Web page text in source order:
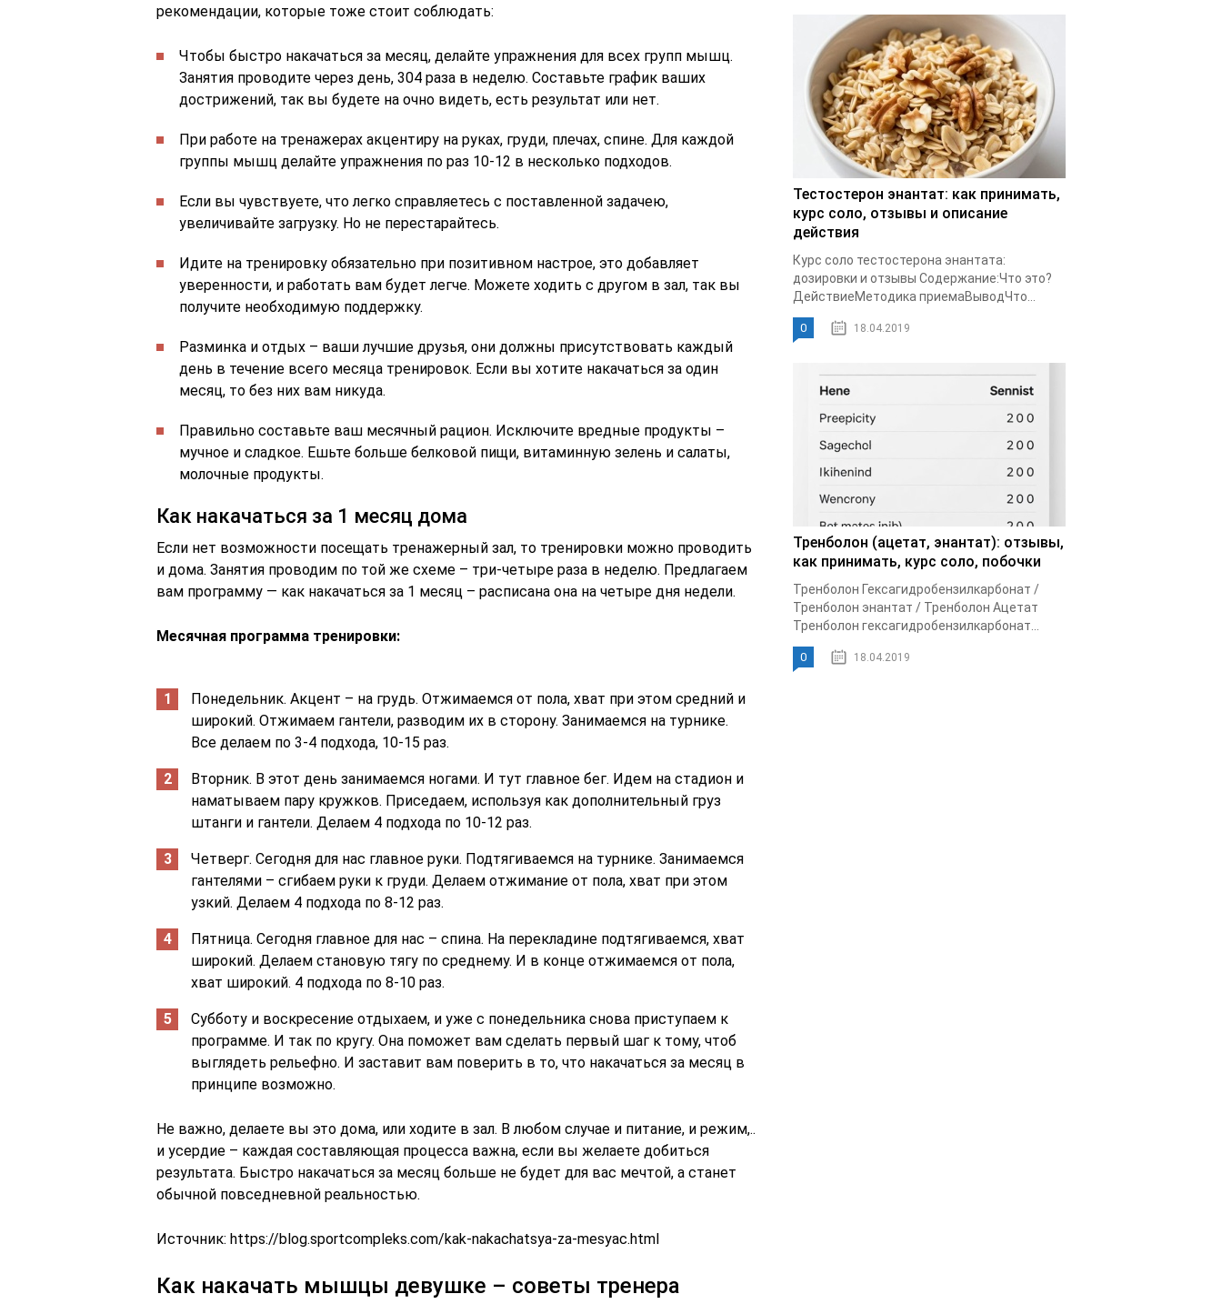
рекомендации, которые тоже стоит соблюдать:
Чтобы быстро накачаться за месяц, делайте упражнения для всех групп мышц.
Занятия проводите через день, 304 раза в неделю. Составьте график ваших
дострижений, так вы будете на очно видеть, есть результат или нет.
При работе на тренажерах акцентиру на руках, груди, плечах, спине. Для каждой
группы мышц делайте упражнения по раз 10-12 в несколько подходов.
Если вы чувствуете, что легко справляетесь с поставленной задачею,
увеличивайте загрузку. Но не перестарайтесь.
Идите на тренировку обязательно при позитивном настрое, это добавляет
уверенности, и работать вам будет легче. Можете ходить с другом в зал, так вы
получите необходимую поддержку.
Разминка и отдых – ваши лучшие друзья, они должны присутствовать каждый
день в течение всего месяца тренировок. Если вы хотите накачаться за один
месяц, то без них вам никуда.
Правильно составьте ваш месячный рацион. Исключите вредные продукты –
мучное и сладкое. Ешьте больше белковой пищи, витаминную зелень и салаты,
молочные продукты.
Как накачаться за 1 месяц дома
Если нет возможности посещать тренажерный зал, то тренировки можно проводить
и дома. Занятия проводим по той же схеме – три-четыре раза в неделю. Предлагаем
вам программу — как накачаться за 1 месяц – расписана она на четыре дня недели.
Месячная программа тренировки:
Понедельник. Акцент – на грудь. Отжимаемся от пола, хват при этом средний и
широкий. Отжимаем гантели, разводим их в сторону. Занимаемся на турнике.
Все делаем по 3-4 подхода, 10-15 раз.
Вторник. В этот день занимаемся ногами. И тут главное бег. Идем на стадион и
наматываем пару кружков. Приседаем, используя как дополнительный груз
штанги и гантели. Делаем 4 подхода по 10-12 раз.
Четверг. Сегодня для нас главное руки. Подтягиваемся на турнике. Занимаемся
гантелями – сгибаем руки к груди. Делаем отжимание от пола, хват при этом
узкий. Делаем 4 подхода по 8-12 раз.
Пятница. Сегодня главное для нас – спина. На перекладине подтягиваемся, хват
широкий. Делаем становую тягу по среднему. И в конце отжимаемся от пола,
хват широкий. 4 подхода по 8-10 раз.
Субботу и воскресение отдыхаем, и уже с понедельника снова приступаем к
программе. И так по кругу. Она поможет вам сделать первый шаг к тому, чтоб
выглядеть рельефно. И заставит вам поверить в то, что накачаться за месяц в
принципе возможно.
Не важно, делаете вы это дома, или ходите в зал. В любом случае и питание, и режим,..
и усердие – каждая составляющая процесса важна, если вы желаете добиться
результата. Быстро накачаться за месяц больше не будет для вас мечтой, а станет
обычной повседневной реальностью.
Источник: https://blog.sportcompleks.com/kak-nakachatsya-za-mesyac.html
Как накачать мышцы девушке – советы тренера
Тестостерон энантат: как принимать,
курс соло, отзывы и описание
действия
Курс соло тестостерона энантата:
дозировки и отзывы Cодержание:Что это?
ДействиеМетодика приемаВыводЧто...
0 18.04.2019
Тренболон (ацетат, энантат): отзывы,
как принимать, курс соло, побочки
Тренболон Гексагидробензилкарбонат /
Тренболон энантат / Тренболон Ацетат
Тренболон гексагидробензилкарбонат...
0 18.04.2019